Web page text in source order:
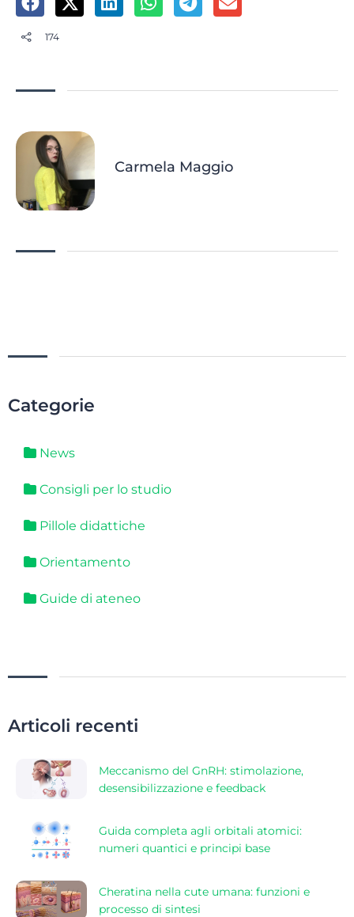
174
Carmela Maggio
Categorie
News
Consigli per lo studio
Pillole didattiche
Orientamento
Guide di ateneo
Articoli recenti
Meccanismo del GnRH: stimolazione,
desensibilizzazione e feedback
Guida completa agli orbitali atomici:
numeri quantici e principi base
Cheratina nella cute umana: funzioni e
processo di sintesi